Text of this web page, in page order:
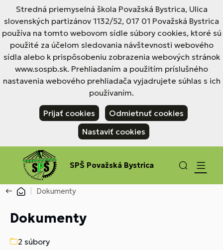
Stredná priemyselná škola Považská Bystrica, Ulica
slovenských partizánov 1132/52, 017 01 Považská Bystrica
používa na tomto webovom sídle súbory cookies, ktoré sú
použité za účelom sledovania návštevnosti webového
sídla alebo k prispôsobeniu zobrazenia webových stránok
www.sospb.sk. Prehliadaním a použitím príslušného
nastavenia webového prehliadača vyjadrujete súhlas s ich
používaním.
Prijať cookies
Odmietnuť cookies
Nastaviť cookies
SPŠ Považská Bystrica
Dokumenty
Dokumenty
2 súbory